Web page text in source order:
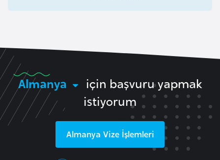
Almanya
için başvuru yapmak
istiyorum
Almanya Vize İşlemleri
o
Ç
a